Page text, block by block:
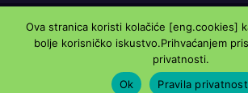
Proudly powered by WordPress| Theme:
Marketing oglasnik Kontaktirajte nas
Ova stranica koristi kolačiće [eng.cookies]
bolje korisničko iskustvo.Prihvaćanjem
privatnosti.
Ok
Pravila